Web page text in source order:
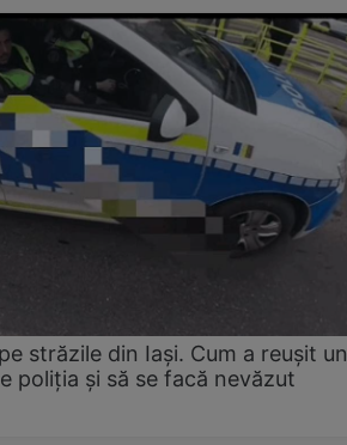
străzile din Iași. Cum a reușit un
poliția și să se facă nevăzut